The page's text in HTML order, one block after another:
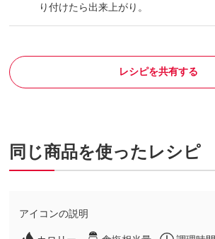
り付けたら出来上がり。
レシピを共有する
同じ商品を使ったレシピ
アイコンの説明